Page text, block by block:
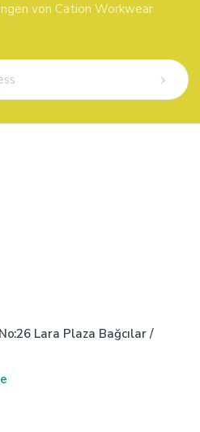
von Cation Workwear
Lara Plaza Bağcılar /